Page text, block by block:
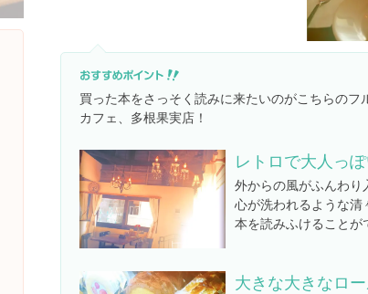
買った本をさっそく読みに来たいのがこちらのフ
カフェ、多根果実店！
レトロで大人っ
外からの風がふんわり
心が洗われるような清
本を読みふけることが
大きな大きなロ